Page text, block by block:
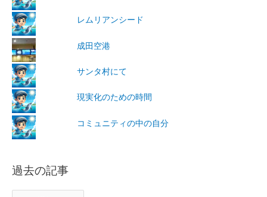
レムリアンシード
成田空港
サンタ村にて
現実化のための時間
コミュニティの中の自分
過去の記事